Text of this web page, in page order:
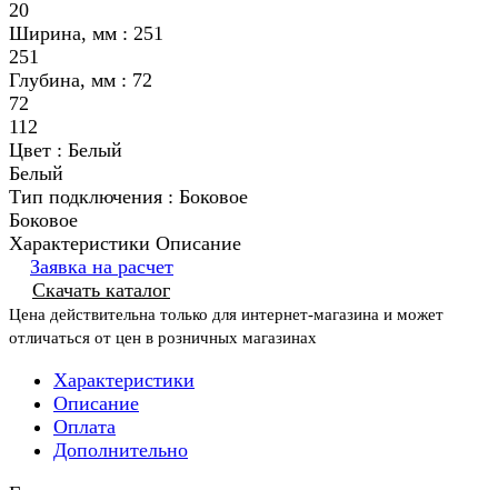
20
Ширина, мм : 251
251
Глубина, мм : 72
72
112
Цвет : Белый
Белый
Тип подключения : Боковое
Боковое
Характеристики Описание
Заявка на расчет
Скачать каталог
Цена действительна только для интернет-магазина и может
отличаться от цен в розничных магазинах
Характеристики
Описание
Оплата
Дополнительно